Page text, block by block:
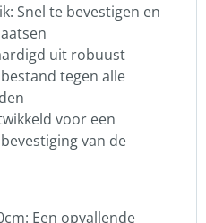
Snel te bevestigen en
uit robuust
tegen alle
voor een
van de
Een opvallende